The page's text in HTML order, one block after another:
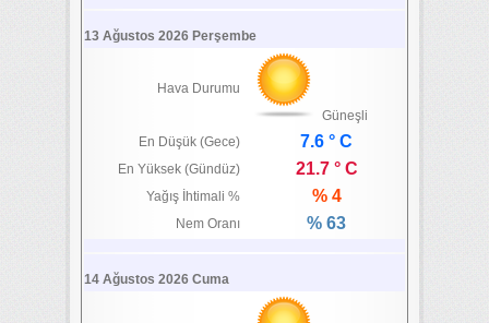
13 Ağustos 2026 Perşembe
Hava Durumu
Güneşli
En Düşük (Gece)
7.6 ° C
En Yüksek (Gündüz) 21.7 ° C
Yağış İhtimali % % 4
Nem Oranı % 63
14 Ağustos 2026 Cuma